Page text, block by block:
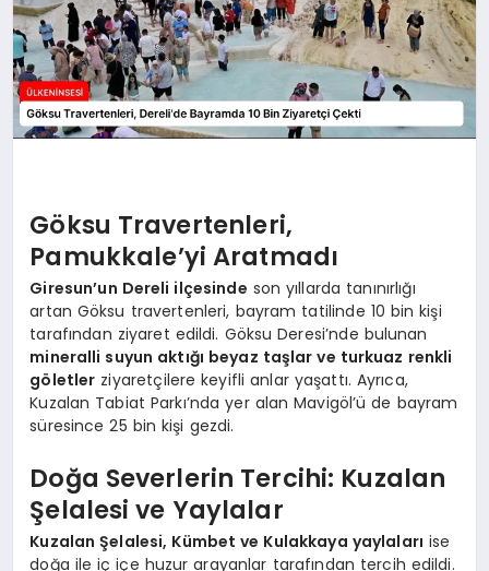
MALATYA HABERLERI
Göksu Travertenleri,
Pamukkale’yi Aratmadı
Giresun’un Dereli ilçesinde son yıllarda tanınırlığı
artan Göksu travertenleri, bayram tatilinde 10 bin kişi
tarafından ziyaret edildi. Göksu Deresi’nde bulunan
mineralli suyun aktığı beyaz taşlar ve turkuaz renkli
göletler ziyaretçilere keyifli anlar yaşattı. Ayrıca,
Kuzalan Tabiat Parkı’nda yer alan Mavigöl’ü de bayram
süresince 25 bin kişi gezdi.
Doğa Severlerin Tercihi: Kuzalan
Şelalesi ve Yaylalar
Kuzalan Şelalesi, Kümbet ve Kulakkaya yaylaları ise
doğa ile iç içe huzur arayanlar tarafından tercih edildi.